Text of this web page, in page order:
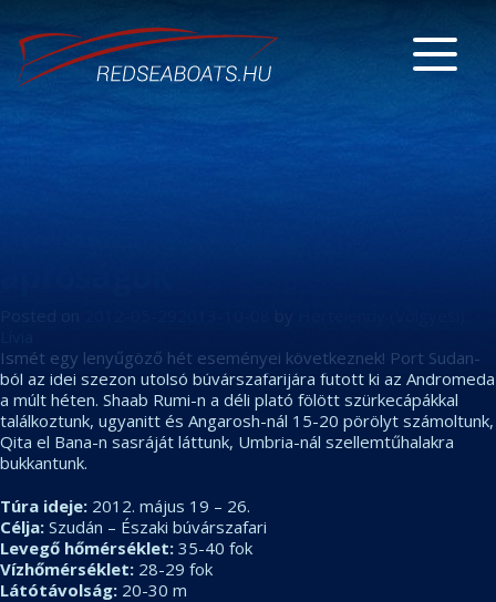
Ismét egy lenyűgöző hét eseményei következnek! Port Sudan-
ból az idei szezon utolsó búvárszafarijára futott ki az Andromeda
a múlt héten. Shaab Rumi-n a déli plató fölött szürkecápákkal
találkoztunk, ugyanitt és Angarosh-nál 15-20 pörölyt számoltunk,
Qita el Bana-n sasráját láttunk, Umbria-nál szellemtűhalakra
bukkantunk.
Túra ideje: 2012. május 19 – 26.
Célja: Szudán – Északi búvárszafari
Levegő hőmérséklet: 35-40 fok
Vízhőmérséklet: 28-29 fok
Látótávolság: 20-30 m